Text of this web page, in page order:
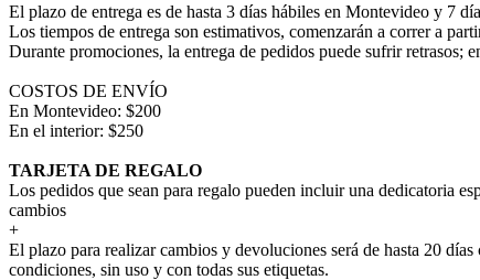
El plazo de entrega es de hasta 3 días hábiles en Montevideo y 7
Los tiempos de entrega son estimativos, comenzarán a correr a
Durante promociones, la entrega de pedidos puede sufrir retrasos;
COSTOS DE ENVÍO
En Montevideo: $200
En el interior: $250
TARJETA DE REGALO
Los pedidos que sean para regalo pueden incluir una dedicatoria
cambios
+
El plazo para realizar cambios y devoluciones será de hasta 20
condiciones, sin uso y con todas sus etiquetas.